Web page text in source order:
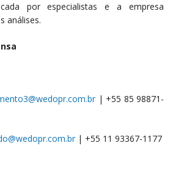
por especialistas e a empresa
análises.
| +55 85 98871-
| +55 11 93367-1177